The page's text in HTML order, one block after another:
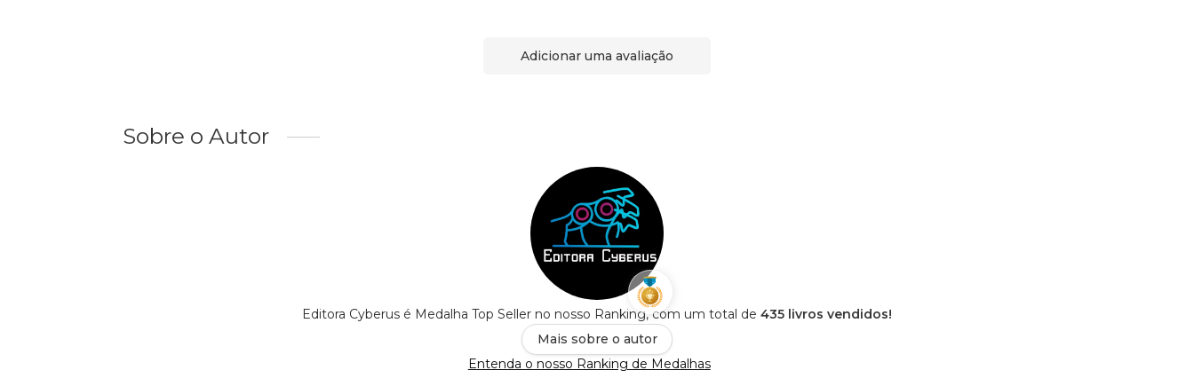
Adicionar uma avaliação
Sobre o Autor
Editora Cyberus é Medalha Top Seller no nosso Ranking, com um total de 435 livros vendidos!
Mais sobre o autor
Entenda o nosso Ranking de Medalhas